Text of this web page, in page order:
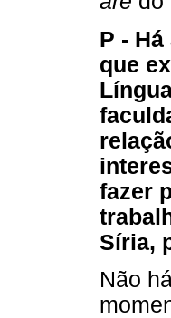
P -
que
fazer
Síria,
Não